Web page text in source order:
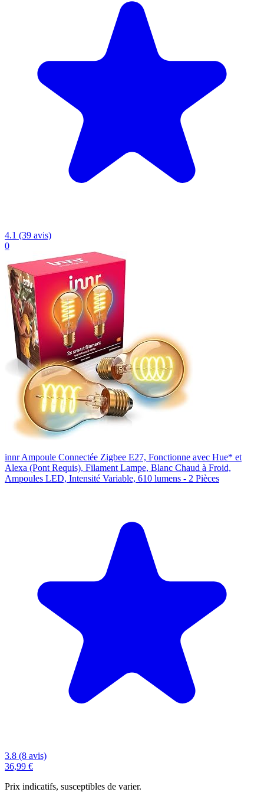
4.1 (39 avis)
0
innr Ampoule Connectée Zigbee E27, Fonctionne avec Hue* et
Alexa (Pont Requis), Filament Lampe, Blanc Chaud à Froid,
Ampoules LED, Intensité Variable, 610 lumens - 2 Pièces
3.8 (8 avis)
36,99 €
Prix indicatifs, susceptibles de varier.